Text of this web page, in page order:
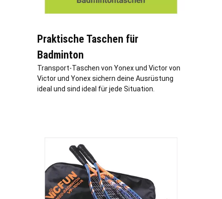
Praktische Taschen für
Badminton
Transport-Taschen von Yonex und Victor von
Victor und Yonex sichern deine Ausrüstung
ideal und sind ideal für jede Situation.